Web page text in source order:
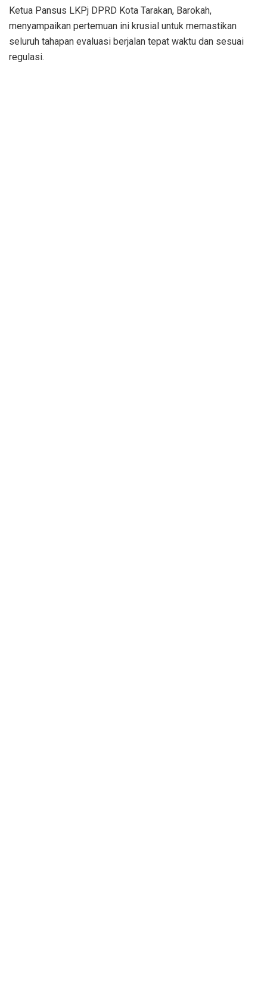
​Ketua Pansus LKPj DPRD Kota Tarakan, Barokah,
menyampaikan pertemuan ini krusial untuk memastikan
seluruh tahapan evaluasi berjalan tepat waktu dan sesuai
regulasi.